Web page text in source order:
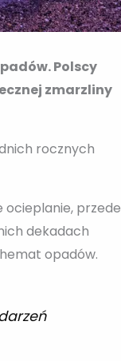
Polscy
zmarzliny
rocznych
przede
dekadach
opadów.